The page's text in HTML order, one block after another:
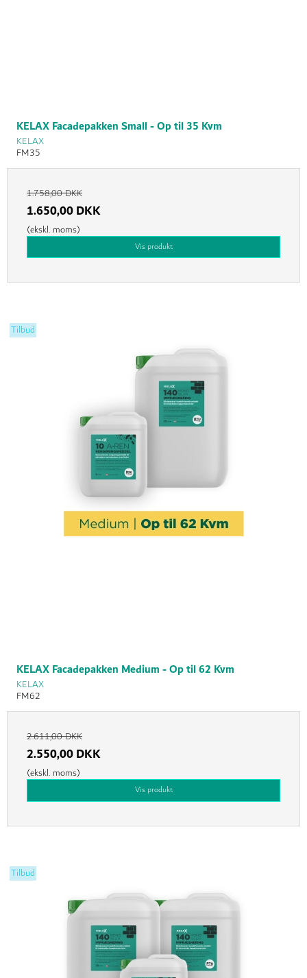
KELAX Facadepakken Small - Op til 35 Kvm
KELAX
FM35
1.758,00 DKK
1.650,00 DKK
(ekskl. moms)
Vis produkt
Tilbud
KELAX Facadepakken Medium - Op til 62 Kvm
KELAX
FM62
2.611,00 DKK
2.550,00 DKK
(ekskl. moms)
Vis produkt
Tilbud